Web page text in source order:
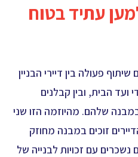
38 – למען עתיד בטוח
38 היא בעצם שיתוף פעולה בין דיירי הבניין
ועד הבית, ובין קבלנים
שלהם. מהיוזמה הזו שני
זוכים במבנה מחוזק
נשכרים עם זכויות לבנייה של